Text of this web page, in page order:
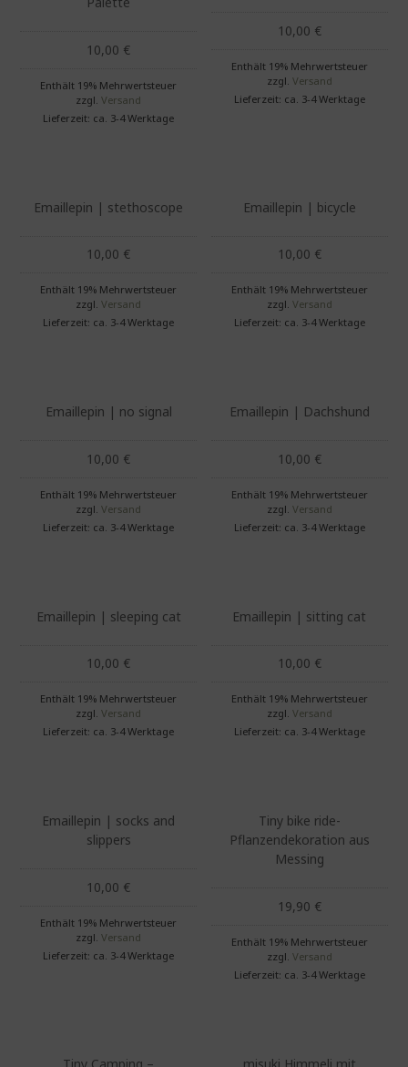
10,00 €
Enthält 19% Mehrwertsteuer
zzgl.Versand
Lieferzeit: ca. 3-4 Werktage
10,00 €
Enthält 19% Mehrwertsteuer
zzgl. Versand
Lieferzeit: ca. 3-4 Werktage
Emaillepin | stethoscope
10,00 €
Enthält 19% Mehrwertsteuer
zzgl.Versand
Lieferzeit: ca. 3-4 Werktage
Emaillepin | bicycle
10,00 €
Enthält 19% Mehrwertsteuer
zzgl. Versand
Lieferzeit: ca. 3-4 Werktage
Emaillepin | no signal
10,00 €
Enthält 19% Mehrwertsteuer
zzgl.Versand
Lieferzeit: ca. 3-4 Werktage
Emaillepin | Dachshund
10,00 €
Enthält 19% Mehrwertsteuer
zzgl. Versand
Lieferzeit: ca. 3-4 Werktage
Emaillepin | sleeping cat
10,00 €
Enthält 19% Mehrwertsteuer
zzgl.Versand
Lieferzeit: ca. 3-4 Werktage
Emaillepin | sitting cat
10,00 €
Enthält 19% Mehrwertsteuer
zzgl. Versand
Lieferzeit: ca. 3-4 Werktage
Emaillepin | socks and
slippers
10,00 €
Enthält 19% Mehrwertsteuer
zzgl.Versand
Lieferzeit: ca. 3-4 Werktage
Tiny bike ride-
Pflanzendekoration aus
Messing
19,90 €
Enthält 19% Mehrwertsteuer
zzgl. Versand
Lieferzeit: ca. 3-4 Werktage
Tiny Camping –
misuki Himmeli mit